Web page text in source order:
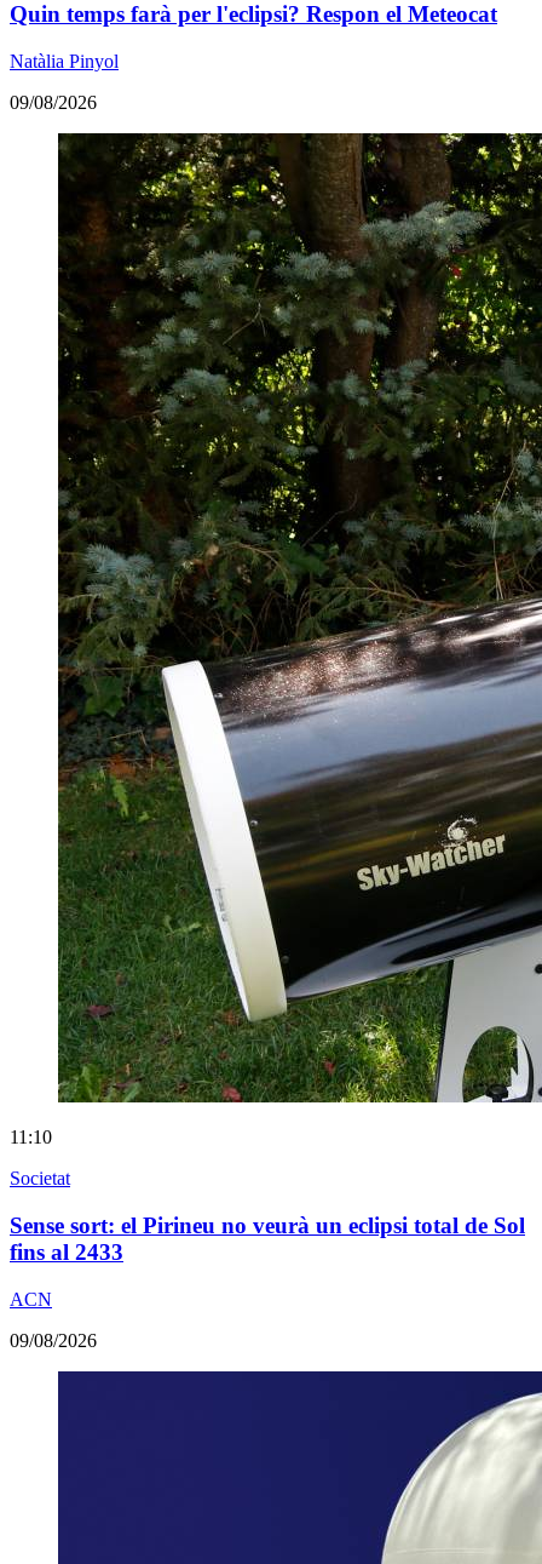
Quin temps farà per l'eclipsi? Respon el Meteocat
Natàlia Pinyol
09/08/2026
11:10
Societat
Sense sort: el Pirineu no veurà un eclipsi total de Sol
fins al 2433
ACN
09/08/2026